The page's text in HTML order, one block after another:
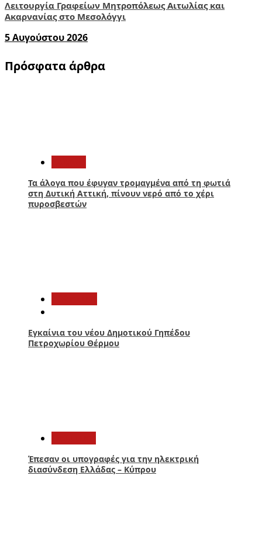
Λειτουργία Γραφείων Μητροπόλεως Αιτωλίας και
Ακαρνανίας στο Μεσολόγγι
5 Αυγούστου 2026
Πρόσφατα άρθρα
Τα άλογα που έφυγαν τρομαγμένα από τη φωτιά
στη Δυτική Αττική, πίνουν νερό από το χέρι
πυροσβεστών
Εγκαίνια του νέου Δημοτικού Γηπέδου
Πετροχωρίου Θέρμου
Έπεσαν οι υπογραφές για την ηλεκτρική
διασύνδεση Ελλάδας – Κύπρου